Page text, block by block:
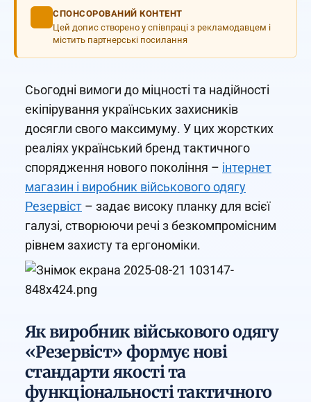
СПОНСОРОВАНИЙ КОНТЕНТ
Цей допис створено у співпраці з рекламодавцем і
містить партнерські посилання
Сьогодні вимоги до міцності та надійності
екіпірування українських захисників
досягли свого максимуму. У цих жорстких
реаліях український бренд тактичного
спорядження нового покоління – інтернет
магазин і виробник військового одягу
Резервіст – задає високу планку для всієї
галузі, створюючи речі з безкомпромісним
рівнем захисту та ергономіки.
Як виробник військового одягу
«Резервіст» формує нові
стандарти якості та
функціональності тактичного